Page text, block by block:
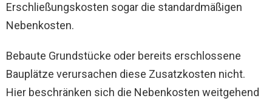
Erschließungskosten sogar die standardmäßigen
Nebenkosten.
Bebaute Grundstücke oder bereits erschlossene
Bauplätze verursachen diese Zusatzkosten nicht.
Hier beschränken sich die Nebenkosten weitgehend